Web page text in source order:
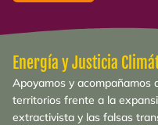
Energía y Justicia
Apoyamos y acompañamos
territorios frente a la
extractivista y las falsas